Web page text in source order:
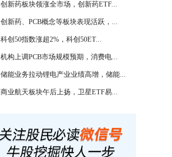
创新药板块领涨全市场，创新药ETF...
创新药、PCB概念等板块表现活跃，...
科创50指数涨超2%，科创50ET...
机构上调PCB市场规模预期，消费电...
储能业务拉动锂电产业业绩高增，储能...
商业航天板块午后上扬，卫星ETF易...